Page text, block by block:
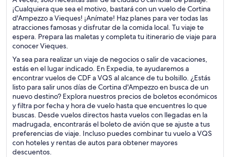
¡Cualquiera que sea el motivo, bastará con un vuelo de Cortina
d'Ampezzo a Vieques! ¡Anímate! Haz planes para ver todas las
atracciones famosas y disfrutar de la comida local. Tu viaje te
espera. Prepara las maletas y completa tu itinerario de viaje para
conocer Vieques.
Ya sea para realizar un viaje de negocios o salir de vacaciones,
estás en el lugar indicado. En Expedia, te ayudaremos a
encontrar vuelos de CDF a VQS al alcance de tu bolsillo. ¿Estás
listo para salir unos días de Cortina d'Ampezzo en busca de un
nuevo destino? Explora nuestros precios de boletos económicos
y filtra por fecha y hora de vuelo hasta que encuentres lo que
buscas. Desde vuelos directos hasta vuelos con llegadas en la
madrugada, encontrarás el boleto de avión que se ajuste a tus
preferencias de viaje. Incluso puedes combinar tu vuelo a VQS
con hoteles y rentas de autos para obtener mayores
descuentos.